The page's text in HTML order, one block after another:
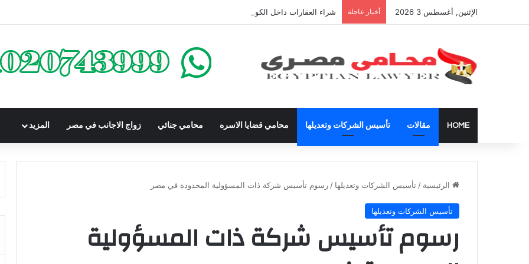
الإثنين, أغسطس 3 2026 أخبار عاجلة شراء العقارات داخل الكومباوندات تحت الإنشاء | أهم البنود التي تحمي المشتري في القانون المصري
HOME مقالات تأسيس الشركات وتعديلها محامي قضايا الاسره محامي جنائي زواج الاجانب في مصر المزيد
الرئيسية / تأسيس الشركات وتعديلها / رسوم تأسيس شركة ذات المسؤولية المحدودة في مصر
تأسيس الشركات وتعديلها
رسوم تأسيس شركة ذات المسؤولية